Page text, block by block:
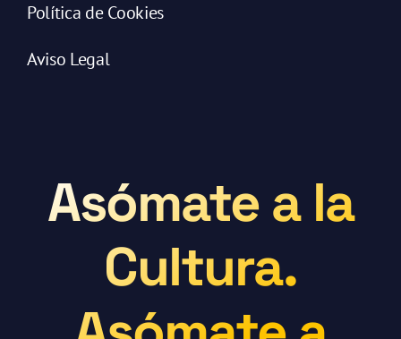
Política de Cookies
Aviso Legal
Asómate a la
Cultura.